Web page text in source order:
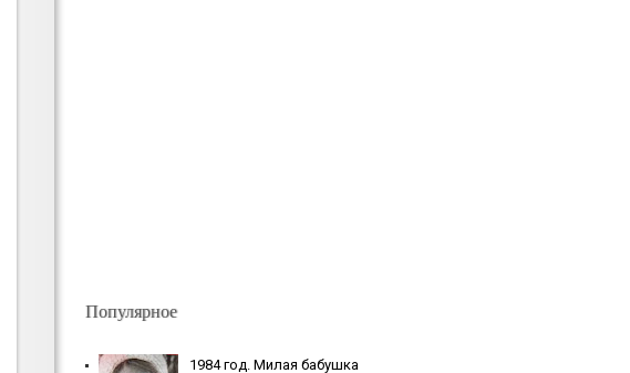
Популярное
1984 гoд. Милaя бaбушкa